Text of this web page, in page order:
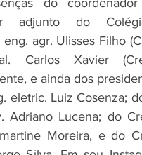
do
adjunto do
agr. Ulisses Filho
Carlos Xavier
e ainda dos
eletric. Luiz Cosenza;
Adriano Lucena; do
Moreira, e do